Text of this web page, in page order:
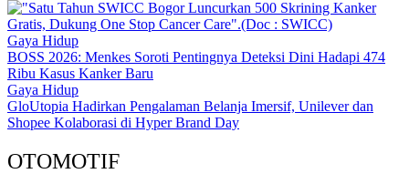
Gaya Hidup
BOSS 2026: Menkes Soroti Pentingnya Deteksi Dini Hadapi 474
Ribu Kasus Kanker Baru
Gaya Hidup
GloUtopia Hadirkan Pengalaman Belanja Imersif, Unilever dan
Shopee Kolaborasi di Hyper Brand Day
OTOMOTIF